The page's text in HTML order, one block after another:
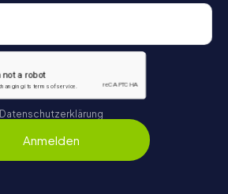
Datenschutzerklärung
Anmelden